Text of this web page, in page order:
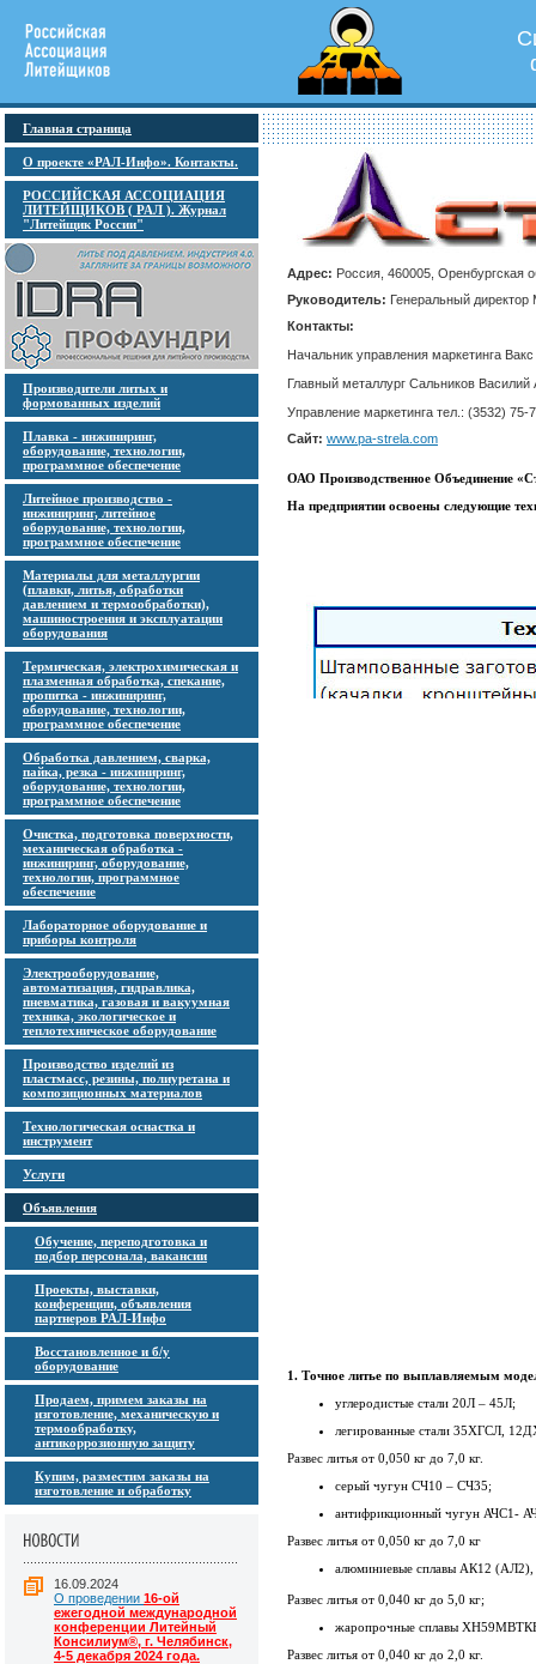
Главная страница
О проекте «РАЛ-Инфо». Контакты.
РОССИЙСКАЯ АССОЦИАЦИЯ
ЛИТЕЙЩИКОВ ( РАЛ ). Журнал
"Литейщик России"
Производители литых и
формованных изделий
Плавка - инжиниринг,
оборудование, технологии,
программное обеспечение
Литейное производство -
инжиниринг, литейное
оборудование, технологии,
программное обеспечение
Материалы для металлургии
(плавки, литья, обработки
давлением и термообработки),
машиностроения и эксплуатации
оборудования
Термическая, электрохимическая и
плазменная обработка, спекание,
пропитка - инжиниринг,
оборудование, технологии,
программное обеспечение
Обработка давлением, сварка,
пайка, резка - инжиниринг,
оборудование, технологии,
программное обеспечение
Очистка, подготовка поверхности,
механическая обработка -
инжиниринг, оборудование,
технологии, программное
обеспечение
Лабораторное оборудование и
приборы контроля
Электрооборудование,
автоматизация, гидравлика,
пневматика, газовая и вакуумная
техника, экологическое и
теплотехническое оборудование
Производство изделий из
пластмасс, резины, полиуретана и
композиционных материалов
Технологическая оснастка и
инструмент
Услуги
Объявления
Обучение, переподготовка и
подбор персонала, вакансии
Проекты, выставки,
конференции, объявления
партнеров РАЛ-Инфо
Восстановленное и б/у
оборудование
Продаем, примем заказы на
изготовление, механическую и
термообработку,
антикоррозионную защиту
Купим, разместим заказы на
изготовление и обработку
16.09.2024
О проведении 16-ой
ежегодной международной
конференции Литейный
Консилиум®, г. Челябинск,
4-5 декабря 2024 года.
Адрес:Россия, 460005, Оренбургская
Руководитель:Генеральный директор
Контакты:
Начальник управления маркетинга
Главный металлург Сальников
Управление маркетинга тел.: (3532) 75-
Сайт: www.pa-strela.com
ОАО Производственное Объединение
На предприятии освоены следующие
1. Точное литье по выплавляемым
углеродистые стали 20Л – 45Л;
легированные стали 35ХГСЛ,
Развес литья от 0,050 кг до 7,0 кг.
серый чугун СЧ10 – СЧ35;
антифрикционный чугун АЧС1-
Развес литья от 0,050 кг до 7,0 кг
алюминиевые сплавы АК12
Развес литья от 0,040 кг до 5,0 кг;
жаропрочные сплавы
Развес литья от 0,040 кг до 2,0 кг.